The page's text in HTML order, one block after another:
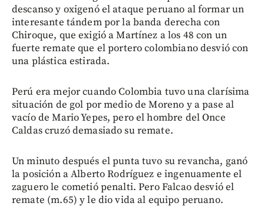
descanso y oxigenó el ataque peruano al formar un
interesante tándem por la banda derecha con
Chiroque, que exigió a Martínez a los 48 con un
fuerte remate que el portero colombiano desvió con
una plástica estirada.
Perú era mejor cuando Colombia tuvo una clarísima
situación de gol por medio de Moreno y a pase al
vacío de Mario Yepes, pero el hombre del Once
Caldas cruzó demasiado su remate.
Un minuto después el punta tuvo su revancha, ganó
la posición a Alberto Rodríguez e ingenuamente el
zaguero le cometió penalti. Pero Falcao desvió el
remate (m.65) y le dio vida al equipo peruano.